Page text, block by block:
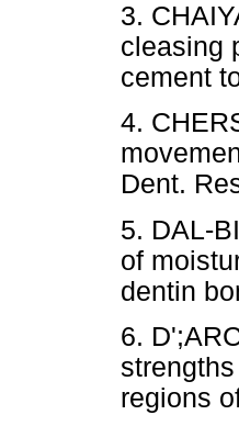
3.
cleasing
cement
4.
Dent.
5. DAL-
of
dentin
6.
regions